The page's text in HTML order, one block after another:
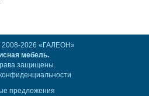
2008-2026 «ГАЛЕОН»
мебель.
защищены.
предложения